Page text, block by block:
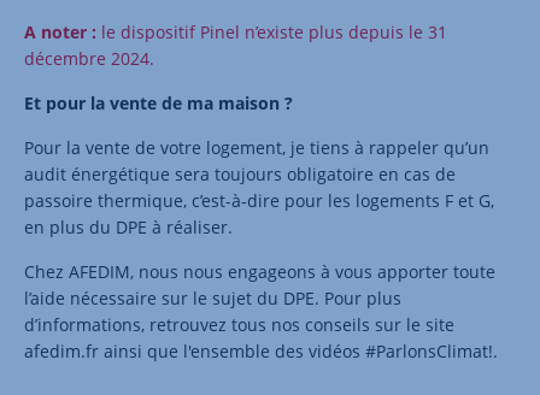
A noter : le dispositif Pinel n’existe plus depuis le 31
décembre 2024.
Et pour la vente de ma maison ?
Pour la vente de votre logement, je tiens à rappeler qu’un
audit énergétique sera toujours obligatoire en cas de
passoire thermique, c’est-à-dire pour les logements F et G,
en plus du DPE à réaliser.
Chez AFEDIM, nous nous engageons à vous apporter toute
l’aide nécessaire sur le sujet du DPE. Pour plus
d’informations, retrouvez tous nos conseils sur le site
afedim.fr ainsi que l'ensemble des vidéos #ParlonsClimat!.